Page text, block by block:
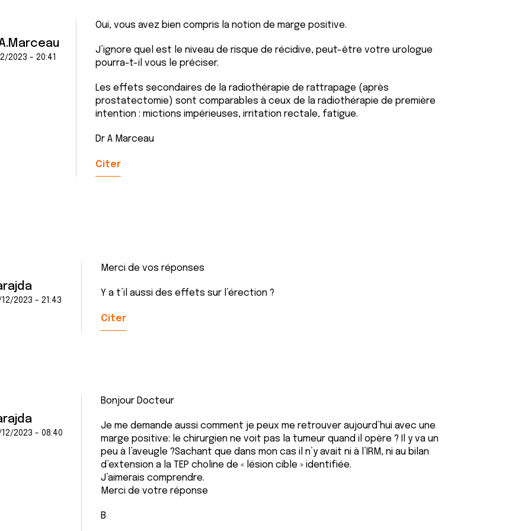
2023 - 20:41
Oui, vous avez bien compris la notion de marge positive.
J’ignore quel est le niveau de risque de récidive, peut-être votre urologue
pourra-t-il vous le préciser.
Les effets secondaires de la radiothérapie de rattrapage (après
prostatectomie) sont comparables à ceux de la radiothérapie de première
intention : mictions impérieuses, irritation rectale, fatigue.
Dr A Marceau
Citer
2023 - 21:43
Merci de vos réponses
Y a t’il aussi des effets sur l’érection ?
Citer
2023 - 08:40
Bonjour Docteur
Je me demande aussi comment je peux me retrouver aujourd’hui avec une
marge positive: le chirurgien ne voit pas la tumeur quand il opère ? Il y va un
peu à l’aveugle ?Sachant que dans mon cas il n’y avait ni à l’IRM, ni au bilan
d’extension a la TEP choline de « lésion cible » identifiée.
J’aimerais comprendre.
Merci de votre réponse
B